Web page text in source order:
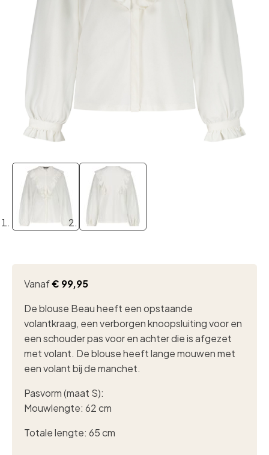
Vanaf€ 99,95
De blouse Beau heeft een opstaande
volantkraag, een verborgen knoopsluiting voor en
een schouder pas voor en achter die is afgezet
met volant. De blouse heeft lange mouwen met
een volant bij de manchet.
Pasvorm (maat S):
Mouwlengte: 62 cm
Totale lengte: 65 cm